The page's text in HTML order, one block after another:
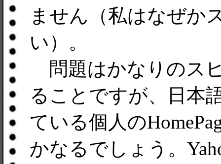
ません（私はなぜか
い）。
問題はかなりのス
ることですが、日本
ている個人の
かなるでしょう。